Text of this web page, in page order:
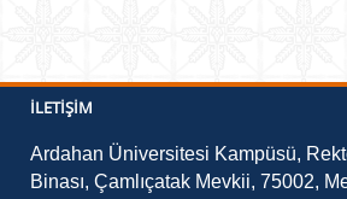
İLETIŞIM
Ardahan Üniversitesi Kampüsü,
Binası, Çamlıçatak Mevkii, 75002,